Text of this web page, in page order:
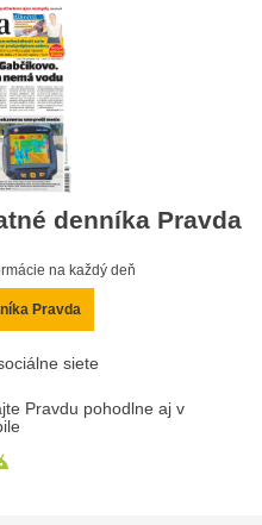
denníka Pravda
na každý deň
Pravda
siete
Pravdu pohodlne aj v